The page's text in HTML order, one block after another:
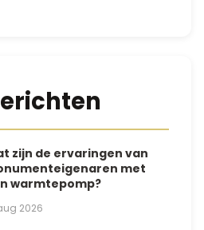
zijn de ervaringen van
met
warmtepomp?
2026